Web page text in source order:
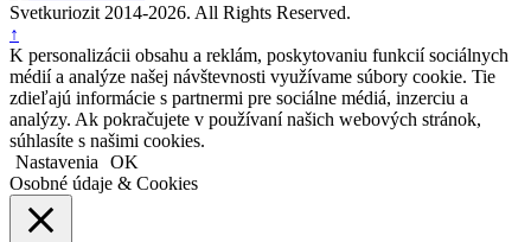
Svetkuriozit 2014-2026. All Rights Reserved.
↑
K personalizácii obsahu a reklám, poskytovaniu funkcií sociálnych
médií a analýze našej návštevnosti využívame súbory cookie. Tie
zdieľajú informácie s partnermi pre sociálne médiá, inzerciu a
analýzy. Ak pokračujete v používaní našich webových stránok,
súhlasíte s našimi cookies.
Nastavenia
OK
Osobné údaje & Cookies